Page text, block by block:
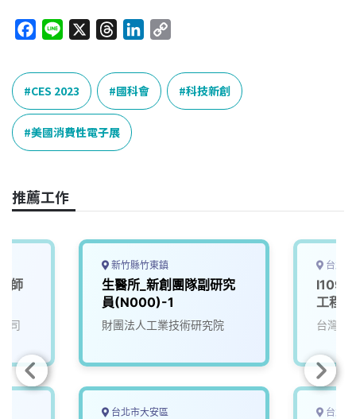
c
e
b
o
o
n
e
r
e
a
d
s
n
k
e
p
L
CES 2023 國科會 科技新創
美國消費性電子展
推薦工作
師
司
新竹縣竹東鎮
生醫所_新創團隊副研究
員(N000)-1
財團法人工業技術研究院
台北市大安區
台北
I109
工程
台灣大
台北